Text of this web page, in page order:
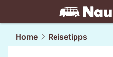
travel.NAU.ch
Home Reisetipps